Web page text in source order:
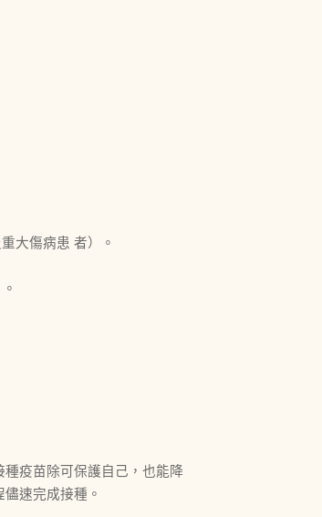
大傷病患 者）。
疫苗除可保護自己，也能降
速完成接種。